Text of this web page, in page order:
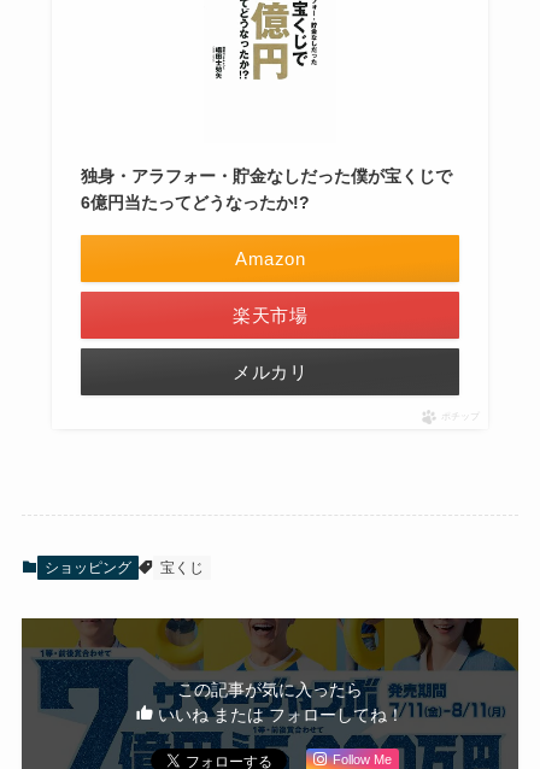
独身・アラフォー・貯金なしだった僕が宝くじで
6億円当たってどうなったか!?
Amazon
楽天市場
メルカリ
ポチップ
ショッピング 宝くじ
この記事が気に入ったら
いいね または フォローしてね！
Follow Me